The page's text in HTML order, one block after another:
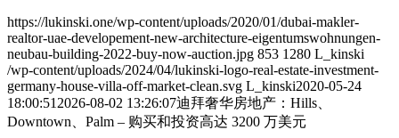
https://lukinski.one/wp-content/uploads/2020/01/dubai-makler-
realtor-uae-developement-new-architecture-eigentumswohnungen-
neubau-building-2022-buy-now-auction.jpg 853 1280 L_kinski
/wp-content/uploads/2024/04/lukinski-logo-real-estate-investment-
germany-house-villa-off-market-clean.svg L_kinski2020-05-24
18:00:51 2026-08-02 13:26:07迪拜奢华房地产：Hills、
Downtown、Palm – 购买和投资高达 3200 万美元